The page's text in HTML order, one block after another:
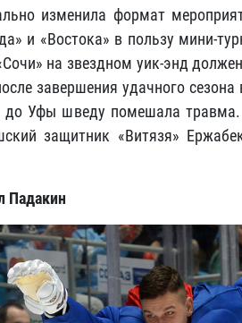
изменила формат
и «Востока» в пользу мини-
на звездном уик-энд
завершения удачного
до Уфы шведу помешала травма.
защитник «Витязя»
Падакин